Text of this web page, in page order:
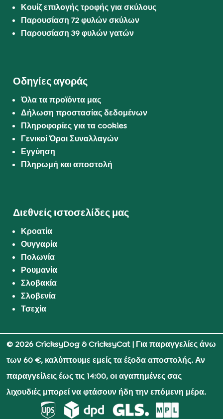
Κουίζ επιλογής τροφής για σκύλους
Παρουσίαση 72 φυλών σκύλων
Παρουσίαση 39 φυλών γατών
Οδηγίες αγοράς
Όλα τα προϊόντα μας
Δήλωση προστασίας δεδομένων
Πληροφορίες για τα cookies
Γενικοί Όροι Συναλλαγών
Εγγύηση
Πληρωμή και αποστολή
Διεθνείς ιστοσελίδες μας
Κροατία
Ουγγαρία
Πολωνία
Ρουμανία
Σλοβακία
Σλοβενία
Τσεχία
© 2026 CricksyDog & CricksyCat| Για παραγγελίες άνω
των 60 €, καλύπτουμε εμείς τα έξοδα αποστολής. Αν
παραγγείλεις έως τις 14:00, οι αγαπημένες σας
λιχουδιές μπορεί να φτάσουν ήδη την επόμενη μέρα.